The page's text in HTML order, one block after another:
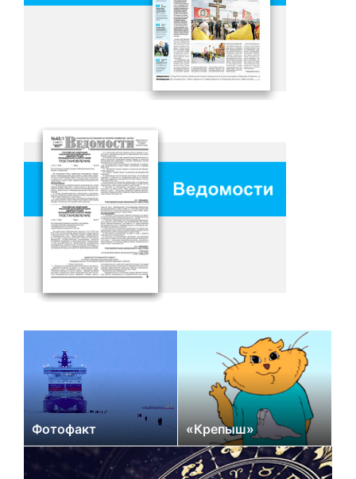
Фотофакт «Крепыш»